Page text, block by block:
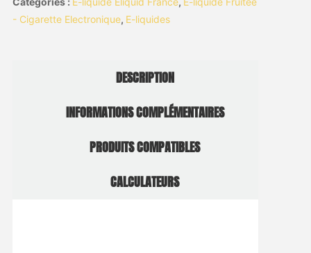
- Cigarette Electronique, E-liquides
DESCRIPTION
INFORMATIONS COMPLÉMENTAIRES
PRODUITS COMPATIBLES
CALCULATEURS